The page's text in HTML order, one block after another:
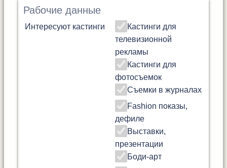
Рабочие данные
Интересуют кастинги
Кастинги для
телевизионной
рекламы
Кастинги для
фотосъемок
Съемки в журналах
Fashion показы,
дефиле
Выставки,
презентации
Боди-арт